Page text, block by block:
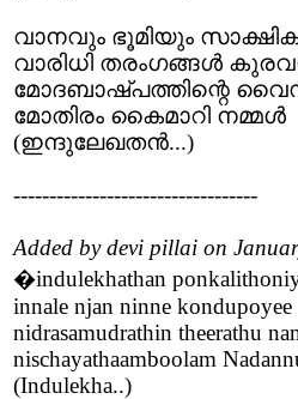
വാനവും ഭൂമിയും
വാരിധി തരംഗങ്ങള്‍
മോദബാഷ്പത്തിന്റെ
മോതിരം കൈമാറി നമ്മള്‍
(ഇന്ദുലേഖതന്‍...)
----------------------------------
Added by devi pillai on
�indulekhathan
innale njan ninne kondupoyee
nidrasamudrathin theerathu
nischayathaamboolam
(Indulekha..)